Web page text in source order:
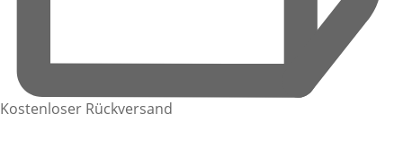
Kostenloser Rückversand